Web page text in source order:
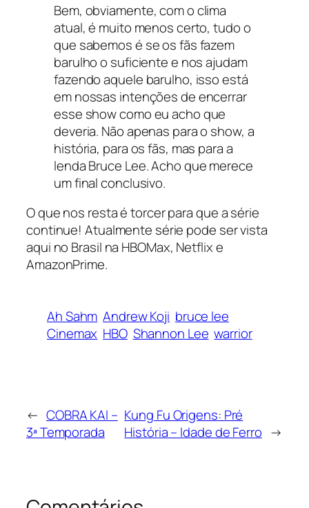
Bem, obviamente, com o clima
atual, é muito menos certo, tudo o
que sabemos é se os fãs fazem
barulho o suficiente e nos ajudam
fazendo aquele barulho, isso está
em nossas intenções de encerrar
esse show como eu acho que
deveria. Não apenas para o show, a
história, para os fãs, mas para a
lenda Bruce Lee. Acho que merece
um final conclusivo.
O que nos resta é torcer para que a série
continue! Atualmente série pode ser vista
aqui no Brasil na HBOMax, Netflix e
AmazonPrime.
Ah Sahm Andrew Koji bruce lee
Cinemax HBO Shannon Lee warrior
← COBRA KAI –
3ª Temporada
Kung Fu Origens: Pré
História – Idade de Ferro →